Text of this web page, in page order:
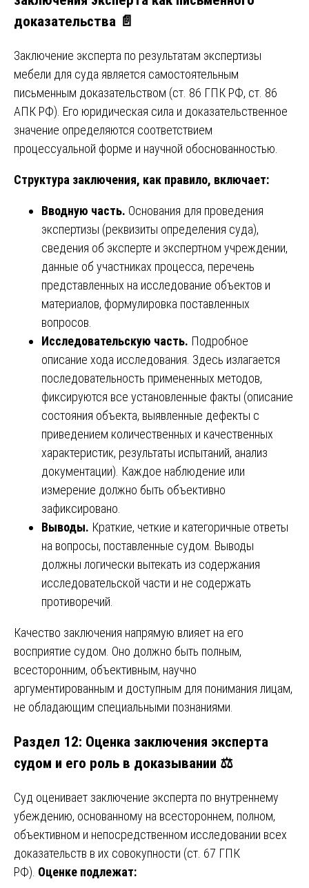
доказательства 📄
Заключение эксперта по результатам экспертизы
мебели для суда является самостоятельным
письменным доказательством (ст. 86 ГПК РФ, ст. 86
АПК РФ). Его юридическая сила и доказательственное
значение определяются соответствием
процессуальной форме и научной обоснованностью.
Структура заключения, как правило, включает:
Вводную часть. Основания для проведения
экспертизы (реквизиты определения суда),
сведения об эксперте и экспертном учреждении,
данные об участниках процесса, перечень
представленных на исследование объектов и
материалов, формулировка поставленных
вопросов.
Исследовательскую часть. Подробное
описание хода исследования. Здесь излагается
последовательность примененных методов,
фиксируются все установленные факты (описание
состояния объекта, выявленные дефекты с
приведением количественных и качественных
характеристик, результаты испытаний, анализ
документации). Каждое наблюдение или
измерение должно быть объективно
зафиксировано.
Выводы. Краткие, четкие и категоричные ответы
на вопросы, поставленные судом. Выводы
должны логически вытекать из содержания
исследовательской части и не содержать
противоречий.
Качество заключения напрямую влияет на его
восприятие судом. Оно должно быть полным,
всесторонним, объективным, научно
аргументированным и доступным для понимания лицам,
не обладающим специальными познаниями.
Раздел 12: Оценка заключения эксперта
судом и его роль в доказывании ⚖️
Суд оценивает заключение эксперта по внутреннему
убеждению, основанному на всестороннем, полном,
объективном и непосредственном исследовании всех
доказательств в их совокупности (ст. 67 ГПК
РФ). Оценке подлежат: